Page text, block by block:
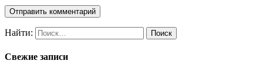
Найти:
Свежие записи